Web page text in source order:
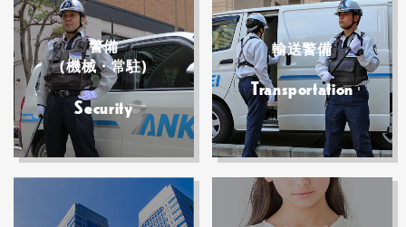
警備
(機械・常駐)
Security
輸送警備
Transportation